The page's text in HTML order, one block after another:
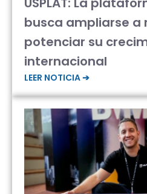
busca ampliarse a
potenciar su
internacional
LEER NOTICIA ➔